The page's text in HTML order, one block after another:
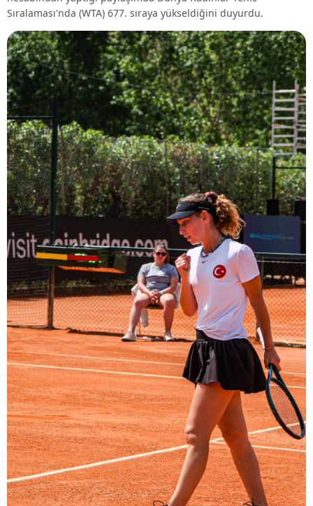
Sıralaması'nda (WTA) 677. sıraya yükseldiğini duyurdu.